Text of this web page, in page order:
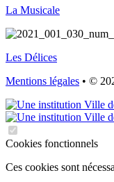
La Musicale
Les Délices
Mentions légales • ©
Cookies fonctionnels
Ces cookies sont